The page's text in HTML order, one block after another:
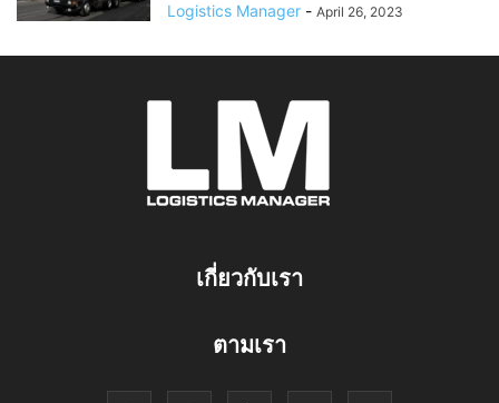
Logistics Manager - April 26, 2023
เกี่ยวกับเรา
ตามเรา